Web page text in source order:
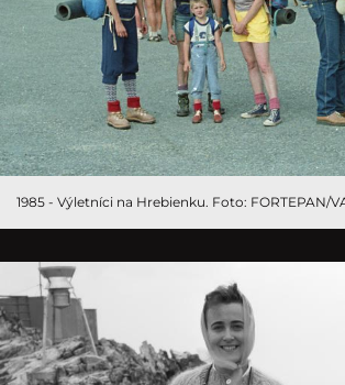
1985 - Výletníci na Hrebienku. Foto: FORTEPAN/